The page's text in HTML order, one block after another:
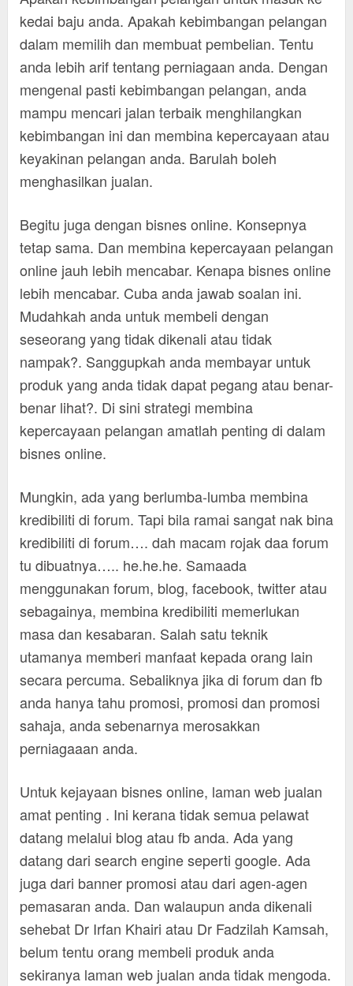
kedai baju anda. Apakah kebimbangan pelangan
dalam memilih dan membuat pembelian. Tentu
anda lebih arif tentang perniagaan anda. Dengan
mengenal pasti kebimbangan pelangan, anda
mampu mencari jalan terbaik menghilangkan
kebimbangan ini dan membina kepercayaan atau
keyakinan pelangan anda. Barulah boleh
menghasilkan jualan.
Begitu juga dengan bisnes online. Konsepnya
tetap sama. Dan membina kepercayaan pelangan
online jauh lebih mencabar. Kenapa bisnes online
lebih mencabar. Cuba anda jawab soalan ini.
Mudahkah anda untuk membeli dengan
seseorang yang tidak dikenali atau tidak
nampak?. Sanggupkah anda membayar untuk
produk yang anda tidak dapat pegang atau benar-
benar lihat?. Di sini strategi membina
kepercayaan pelangan amatlah penting di dalam
bisnes online.
Mungkin, ada yang berlumba-lumba membina
kredibiliti di forum. Tapi bila ramai sangat nak bina
kredibiliti di forum…. dah macam rojak daa forum
tu dibuatnya….. he.he.he. Samaada
menggunakan forum, blog, facebook, twitter atau
sebagainya, membina kredibiliti memerlukan
masa dan kesabaran. Salah satu teknik
utamanya memberi manfaat kepada orang lain
secara percuma. Sebaliknya jika di forum dan fb
anda hanya tahu promosi, promosi dan promosi
sahaja, anda sebenarnya merosakkan
perniagaaan anda.
Untuk kejayaan bisnes online, laman web jualan
amat penting . Ini kerana tidak semua pelawat
datang melalui blog atau fb anda. Ada yang
datang dari search engine seperti google. Ada
juga dari banner promosi atau dari agen-agen
pemasaran anda. Dan walaupun anda dikenali
sehebat Dr Irfan Khairi atau Dr Fadzilah Kamsah,
belum tentu orang membeli produk anda
sekiranya laman web jualan anda tidak mengoda.